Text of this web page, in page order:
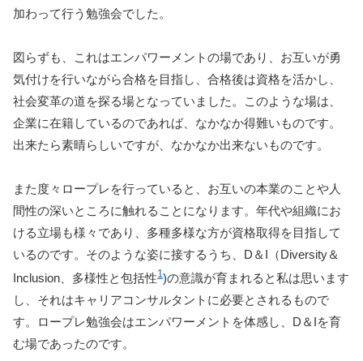
加わって行う勉強会でした。
図らずも、これはエンパワーメントの場であり、お互いが勇
気付けを行いながら合格を目指し、合格後は資格を活かし、
社会変革の道を探る場となっていました。このような場は、
企業に在籍しているのであれば、なかなか得難いものです。
出来たら素晴らしいですが、なかなか出来ないものです。
また度々ロープレを行っていると、お互いの本業のことや人
間性の深いところに触れることになります。年代や組織にお
ける立場も様々であり、多種多様な方が資格取得を目指して
いるのです。そのような姿に接するうち、D＆I（Diversity＆
Inclusion、多様性と包括性1)の意識が育まれると私は思います
し、それはキャリアコンサルタントに必要とされるもので
す。ロープレ勉強会はエンパワーメントを体感し、D＆Iを育
む場であったのです。